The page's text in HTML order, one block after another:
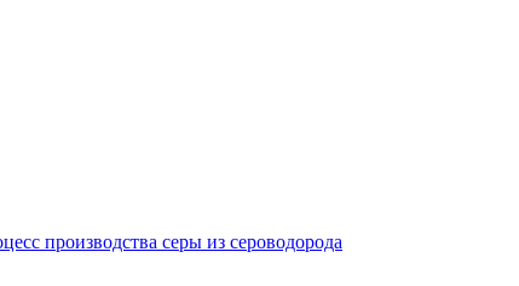
производства серы из сероводорода